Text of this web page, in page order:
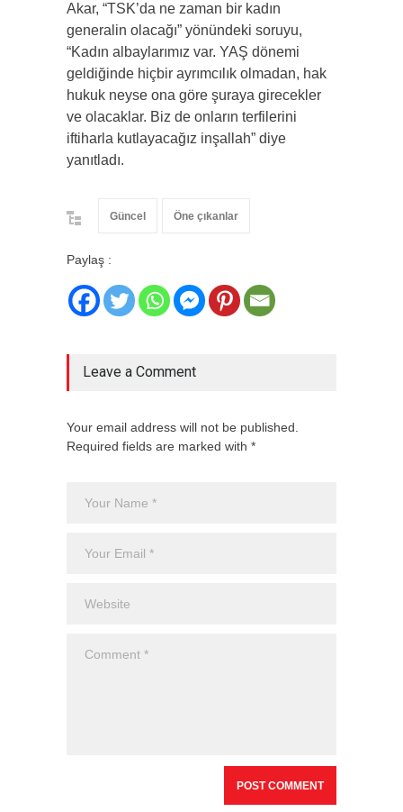
Akar, “TSK’da ne zaman bir kadın
generalin olacağı” yönündeki soruyu,
“Kadın albaylarımız var. YAŞ dönemi
geldiğinde hiçbir ayrımcılık olmadan, hak
hukuk neyse ona göre şuraya girecekler
ve olacaklar. Biz de onların terfilerini
iftiharla kutlayacağız inşallah” diye
yanıtladı.
Güncel Öne çıkanlar
Paylaş :
Leave a Comment
Your email address will not be published.
Required fields are marked with *